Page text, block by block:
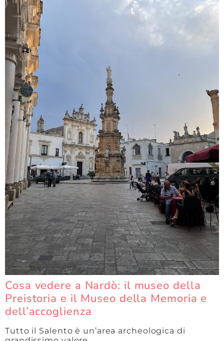
Cosa vedere a Nardò: il museo della
Preistoria e il Museo della Memoria e
dell’accoglienza
Tutto il Salento è un’area archeologica di